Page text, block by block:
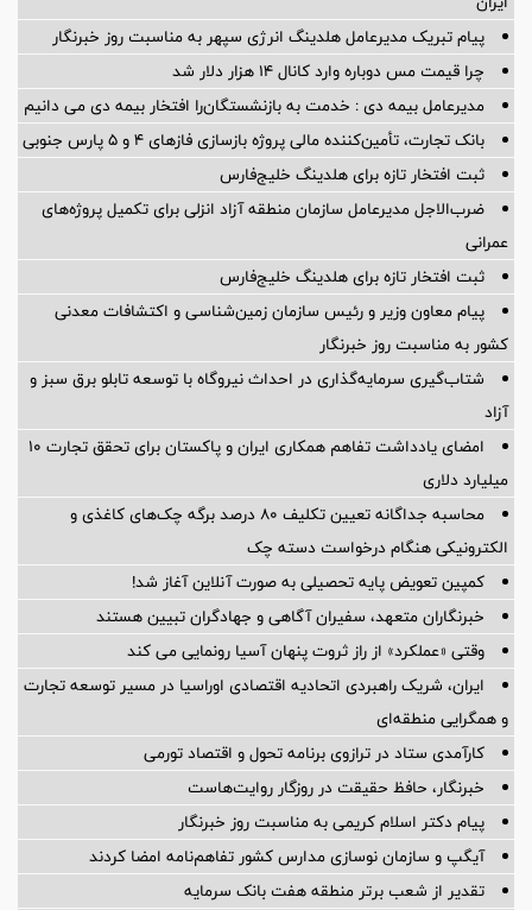
پیام تبریک مدیرعامل هلدینگ انرژی سپهر به مناسبت روز خبرنگار
چرا قیمت مس دوباره وارد کانال ۱۴ هزار دلار شد
مدیرعامل بیمه دی : خدمت به بازنشستگان‌را افتخار بیمه دی می دانیم
بانک تجارت، تأمین‌کننده مالی پروژه بازسازی فازهای ۴ و ۵ پارس جنوبی
ثبت افتخار تازه برای هلدینگ خلیج‌فارس
ضرب‌الاجل مدیرعامل سازمان منطقه آزاد انزلی برای تكمیل پروژه‌های
عمرانی
ثبت افتخار تازه برای هلدینگ خلیج‌فارس
پیام معاون وزیر و رئیس سازمان زمین‌شناسی و اکتشافات معدنی
کشور به مناسبت روز خبرنگار
شتاب‌گیری سرمایه‌گذاری در احداث نیروگاه با توسعه تابلو برق سبز و
آزاد
امضای یادداشت تفاهم همکاری ایران و پاکستان برای تحقق تجارت ۱۰
میلیارد دلاری
محاسبه جداگانه تعیین تکلیف 80 درصد برگه چک‌های کاغذی و
الکترونیکی هنگام درخواست دسته چک
کمپین تعویض پایه تحصیلی به صورت آنلاین آغاز شد!
خبرنگاران متعهد، سفیران آگاهی و جهادگران تبیین هستند
وقتی «عملکرد» از راز ثروت پنهان آسیا رونمایی می کند
ایران، شریک راهبردی اتحادیه اقتصادی اوراسیا در مسیر توسعه تجارت
و همگرایی منطقه‌ای
کارآمدی ستاد در ترازوی برنامه تحول و اقتصاد تورمی
خبرنگار، حافظ حقیقت در روزگار روایت‌هاست
پیام دکتر اسلام کریمی به مناسبت روز خبرنگار
آیگپ و سازمان نوسازی مدارس کشور تفاهم‌نامه امضا کردند
تقدیر از شعب برتر منطقه هفت بانک سرمایه